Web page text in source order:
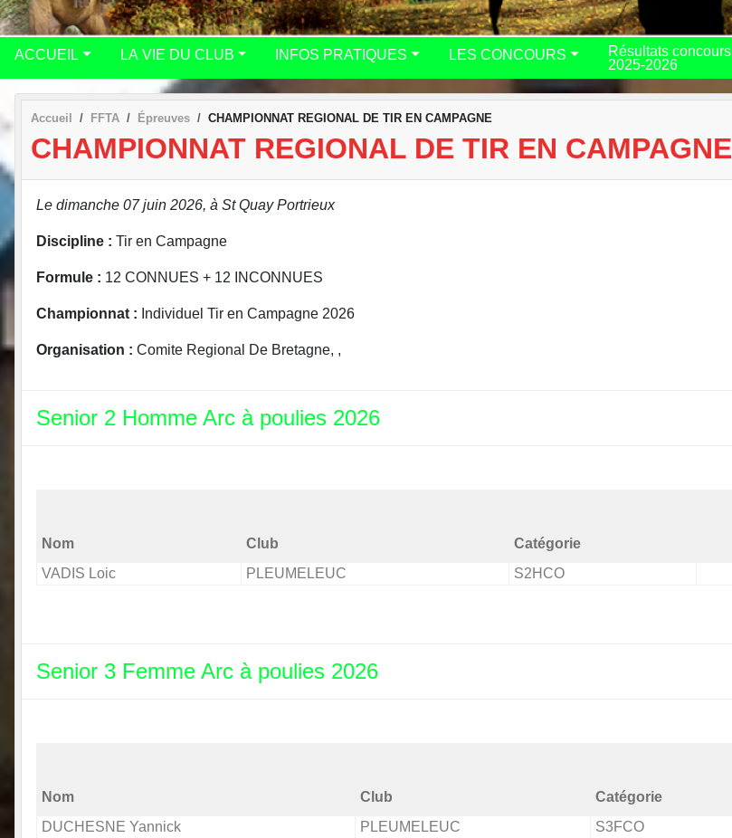
ACCUEIL LA VIE DU CLUB INFOS PRATIQUES LES CONCOURS
Résultats concours
2025-2026
Accueil FFTA Épreuves CHAMPIONNAT REGIONAL DE TIR EN CAMPAGNE
CHAMPIONNAT REGIONAL DE TIR EN CAMPAGNE
Le dimanche 07 juin 2026, à St Quay Portrieux
Discipline : Tir en Campagne
Formule : 12 CONNUES + 12 INCONNUES
Championnat : Individuel Tir en Campagne 2026
Organisation : Comite Regional De Bretagne, ,
Senior 2 Homme Arc à poulies 2026
Nom Club Catégorie
VADIS Loic
PLEUMELEUC S2HCO
Senior 3 Femme Arc à poulies 2026
Nom Club Catégorie
DUCHESNE Yannick
PLEUMELEUC S3FCO